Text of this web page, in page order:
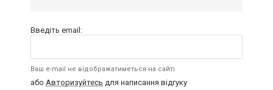
Введіть email:
Ваш e-mail не відображатиметься на сайті
або Авторизуйтесь для написання відгуку